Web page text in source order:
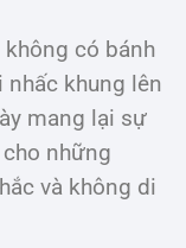
có bánh
khung lên
mang lại sự
những
và không di